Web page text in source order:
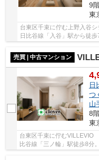
9
東
台東区千束に佇む上野入谷
日比谷線「入谷」駅から徒
線・京浜東北線「鶯谷」駅
売買 | 中古マンション
日
つ
山
8
東
台東区千束に佇むVILLEVIO
比谷線「三ノ輪」駅徒歩8分
も利用可能。2017年3月築、